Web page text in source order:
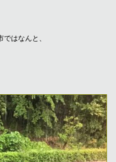
はなんと、